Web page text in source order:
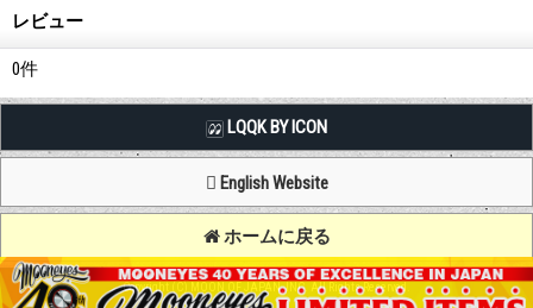
レビュー
0件
LQQK BY ICON
English Website
ホームに戻る
Copyright (C) MOON OF JAPAN, INC. All Rights Reserved.